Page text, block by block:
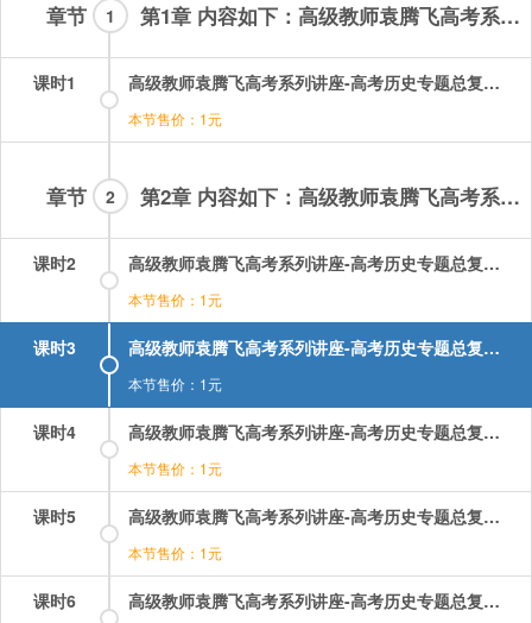
章节 第1章 内容如下：高级教师袁腾飞高考系列讲座高考历史专题总复习视频课程全集-01集
1
课时1 高级教师袁腾飞高考系列讲座-高考历史专题总复习：01.mp4
本节售价：1元
章节 第2章 内容如下：高级教师袁腾飞高考系列讲座高考历史专题总复习视频课程全集-02-23集
2
课时2 高级教师袁腾飞高考系列讲座-高考历史专题总复习：02.mp4
本节售价：1元
课时3 高级教师袁腾飞高考系列讲座-高考历史专题总复习：03.mp4
本节售价：1元
课时4 高级教师袁腾飞高考系列讲座-高考历史专题总复习：04.mp4
本节售价：1元
课时5 高级教师袁腾飞高考系列讲座-高考历史专题总复习：05.mp4
本节售价：1元
课时6 高级教师袁腾飞高考系列讲座-高考历史专题总复习：06.mp4